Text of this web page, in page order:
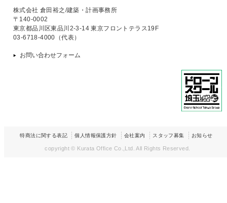
株式会社 倉田裕之/建築・計画事務所
〒140-0002
東京都品川区東品川2-3-14 東京フロントテラス19F
03-6718-4000（代表）
お問い合わせフォーム
特商法に関する表記 個人情報保護方針 会社案内 スタッフ募集 お知らせ
copyright © Kurata Office Co.,Ltd. All Rights Reserved.